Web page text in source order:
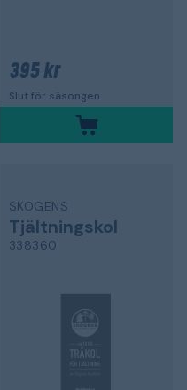
395 kr
Slut för säsongen
SKOGENS
Tjältningskol
338360